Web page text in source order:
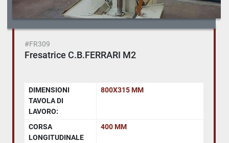
#FR309
Fresatrice C.B.FERRARI M2
DIMENSIONI
TAVOLA DI
LAVORO:
800X315 MM
CORSA
LONGITUDINALE
400 MM